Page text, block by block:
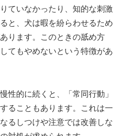
ていなかったり、知的な刺激
と、犬は暇を紛らわせるため
ります。このときの舐め方
てもやめないという特徴があ
性的に続くと、「常同行動」
ることもあります。これは一
るしつけや注意では改善しな